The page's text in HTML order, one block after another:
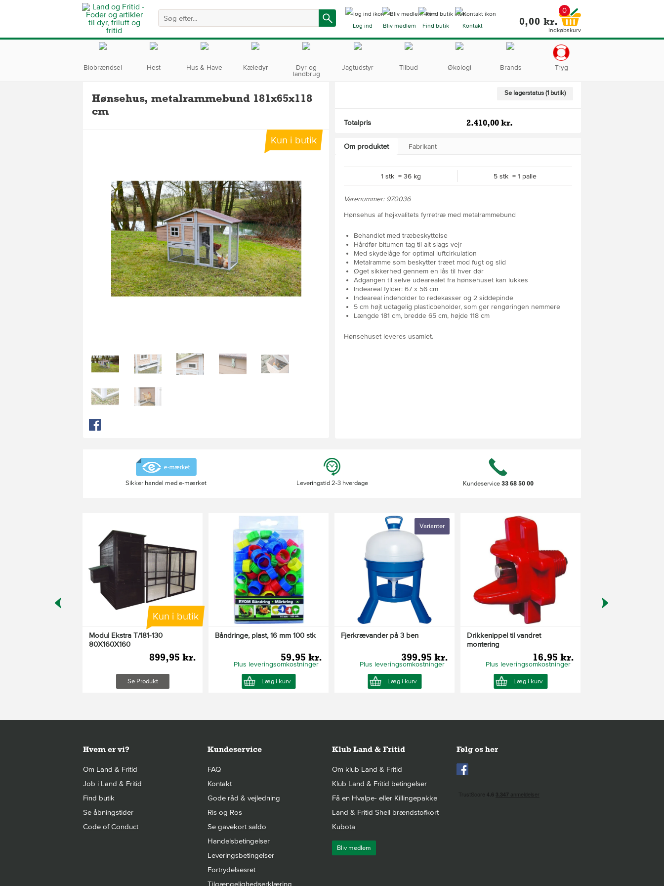
Log ind Bliv medlem Find butik Kontakt
0
0,00 kr.
Indkøbskurv
Biobrændsel Hest Hus & Have Kæledyr Dyr og
landbrug
Jagtudstyr Tilbud Økologi Brands Tryg
Hønsehus, metalrammebund 181x65x118
cm
Kun i butik
Se lagerstatus (1 butik)
Totalpris 2.410,00 kr.
Om produktet Fabrikant
1 stk = 36 kg 5 stk = 1 palle
Varenummer: 970036
Hønsehus af højkvalitets fyrretræ med metalrammebund
Behandlet med træbeskyttelse
Hårdfør bitumen tag til alt slags vejr
Med skydelåge for optimal luftcirkulation
Metalramme som beskytter træet mod fugt og slid
Øget sikkerhed gennem en lås til hver dør
Adgangen til selve udearealet fra hønsehuset kan lukkes
Indeareal fylder: 67 x 56 cm
Indeareal indeholder to redekasser og 2 siddepinde
5 cm højt udtagelig plasticbeholder, som gør rengøringen nemmere
Længde 181 cm, bredde 65 cm, højde 118 cm
Hønsehuset leveres usamlet.
Sikker handel med e-mærket Leveringstid 2-3 hverdage Kundeservice33 68 50 00
Kun i butik
Modul Ekstra T/181-130
80X160X160
899,95 kr.
Se Produkt
Båndringe, plast, 16 mm 100 stk
59,95 kr.
Plus leveringsomkostninger
Læg i kurv
Varianter
Fjerkrævander på 3 ben
399,95 kr.
Plus leveringsomkostninger
Læg i kurv
Drikkenippel til vandret
montering
16,95 kr.
Plus leveringsomkostninger
Læg i kurv
Hvem er vi?
Om Land & Fritid
Job i Land & Fritid
Find butik
Se åbningstider
Code of Conduct
Kundeservice
FAQ
Kontakt
Gode råd & vejledning
Ris og Ros
Se gavekort saldo
Handelsbetingelser
Leveringsbetingelser
Fortrydelsesret
Klub Land & Fritid
Om klub Land & Fritid
Klub Land & Fritid betingelser
Få en Hvalpe- eller Killingepakke
Land & Fritid Shell brændstofkort
Kubota
Bliv medlem
Følg os her